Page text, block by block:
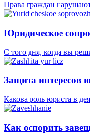
Права граждан
Юридическое
С того дня, когда вы
Защита интересов
Какова роль юриста в
Как оспорить